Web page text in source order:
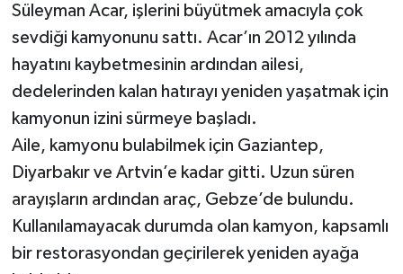
Süleyman Acar, işlerini büyütmek amacıyla çok
sevdiği kamyonunu sattı. Acar’ın 2012 yılında
hayatını kaybetmesinin ardından ailesi,
dedelerinden kalan hatırayı yeniden yaşatmak için
kamyonun izini sürmeye başladı.
Aile, kamyonu bulabilmek için Gaziantep,
Diyarbakır ve Artvin’e kadar gitti. Uzun süren
arayışların ardından araç, Gebze’de bulundu.
Kullanılamayacak durumda olan kamyon, kapsamlı
bir restorasyondan geçirilerek yeniden ayağa